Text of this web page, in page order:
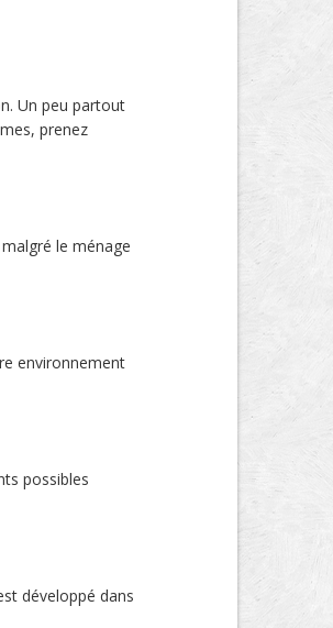
Un peu partout
prenez
le ménage
environnement
possibles
développé dans